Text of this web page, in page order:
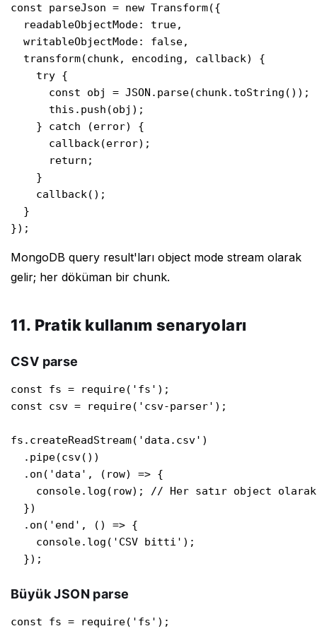
const parseJson = new Transform({
  readableObjectMode: true,
  writableObjectMode: false,
  transform(chunk, encoding, callback) {
    try {
      const obj = JSON.parse(chunk.toString());
      this.push(obj);
    } catch (error) {
      callback(error);
      return;
    }
    callback();
  }
});
MongoDB query result'ları object mode stream olarak
gelir; her döküman bir chunk.
11. Pratik kullanım senaryoları
CSV parse
const fs = require('fs');
const csv = require('csv-parser');
fs.createReadStream('data.csv')
  .pipe(csv())
  .on('data', (row) => {
    console.log(row); // Her satır object olarak
  })
  .on('end', () => {
    console.log('CSV bitti');
  });
Büyük JSON parse
const fs = require('fs');